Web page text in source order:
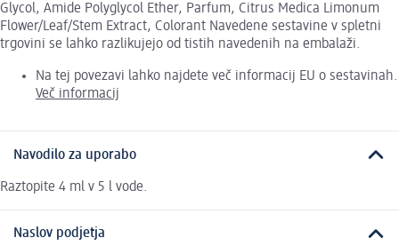
Glycol, Amide Polyglycol Ether, Parfum, Citrus Medica Limonum
Flower/Leaf/Stem Extract, Colorant Navedene sestavine v spletni
trgovini se lahko razlikujejo od tistih navedenih na embalaži.
Na tej povezavi lahko najdete več informacij EU o sestavinah.
Več informacij
Navodilo za uporabo
Raztopite 4 ml v 5 l vode.
Naslov podjetja